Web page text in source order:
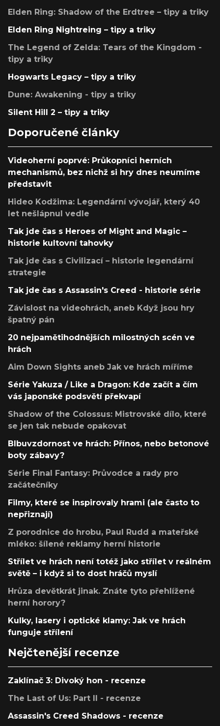
Elden Ring: Shadow of the Erdtree – tipy a triky
Elden Ring Nightreing – tipy a triky
The Legend of Zelda: Tears of the Kingdom -
tipy a triky
Hogwarts Legacy – tipy a triky
Dune: Awakening - tipy a triky
Silent Hill 2 – tipy a triky
Doporučené články
Videoherní poprvé: Průkopníci herních
mechanismů, bez nichž si hry dnes neumíme
představit
Hideo Kodžima: Legendární vývojář, který 40
let nešlápnul vedle
Tak jde čas s Heroes of Might and Magic –
historie kultovní tahovky
Tak jde čas s Civilizací – historie legendární
strategie
Tak jde čas s Assassin's Creed - historie série
Závislost na videohrách, aneb Když jsou hry
špatný pán
20 nejpamětihodnějších milostných scén ve
hrách
Aim Down Sights aneb Jak ve hrách míříme
Série Yakuza / Like a Dragon: Kde začít a čím
vás japonské podsvětí překvapí
Shadow of the Colossus: Mistrovské dílo, které
se jen tak nebude opakovat
Blbuvzdornost ve hrách: Přínos, nebo betonové
boty zábavy?
Série Final Fantasy: Průvodce a rady pro
začátečníky
Filmy, které se inspirovaly hrami (ale často to
nepřiznají)
Z porodnice do hrobu, Paul Rudd a mateřské
mléko: šílené reklamy herní historie
Střílet ve hrách není totéž jako střílet v reálném
světě – i když si to dost hráčů myslí
Hrůza devětkrát jinak. Znáte tyto přehlížené
herní horory?
Kulky, lasery i optické klamy: Jak ve hrách
funguje střílení
Nejčtenější recenze
Zaklínač 3: Divoký hon - recenze
The Last of Us: Part II - recenze
Assassin's Creed Shadows - recenze